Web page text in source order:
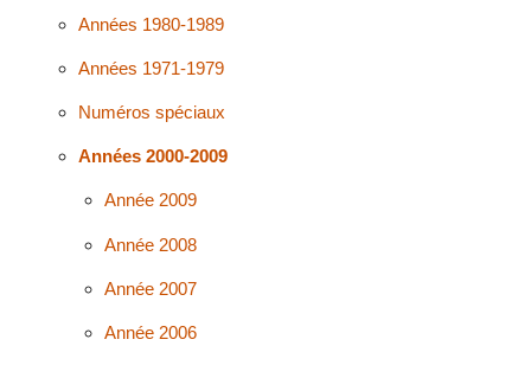
Années 1980-1989
Années 1971-1979
Numéros spéciaux
Années 2000-2009
Année 2009
Année 2008
Année 2007
Année 2006